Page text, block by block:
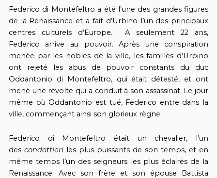
Federico di Montefeltro a été l’une des grandes figures
de la Renaissance et a fait d’Urbino l’un des principaux
centres culturels d’Europe. A seulement 22 ans,
Federico arrive au pouvoir. Après une conspiration
menée par les nobles de la ville, les familles d’Urbino
ont rejeté les abus de pouvoir constants du duc
Oddantonio di Montefeltro, qui était détesté, et ont
mené une révolte qui a conduit à son assassinat. Le jour
même où Oddantonio est tué, Federico entre dans la
ville, commençant ainsi son glorieux règne.
Federico di Montefeltro était un chevalier, l’un
des condottieriles plus puissants de son temps, et en
même temps l’un des seigneurs les plus éclairés de la
Renaissance. Avec son frère et son épouse Battista